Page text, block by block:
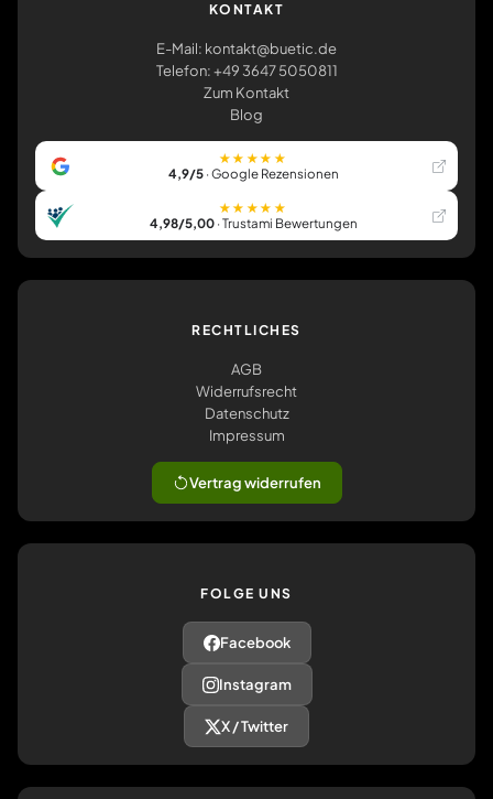
KONTAKT
E-Mail: kontakt@buetic.de
Telefon: +49 3647 5050811
Zum Kontakt
Blog
★★★★★
4,9/5· Google Rezensionen
★★★★★
4,98/5,00· Trustami Bewertungen
RECHTLICHES
AGB
Widerrufsrecht
Datenschutz
Impressum
Vertrag widerrufen
FOLGE UNS
Facebook
Instagram
X / Twitter